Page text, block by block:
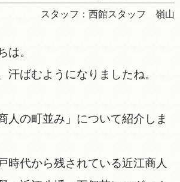
スタッフ：西館スタッフ 嶺山
は。
汗ばむようになりましたね。
人の町並み」について紹介しま
時代から残されている近江商人